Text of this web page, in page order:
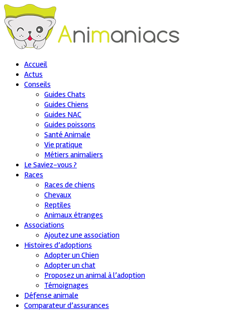
Accueil
Actus
Conseils
Guides Chats
Guides Chiens
Guides NAC
Guides poissons
Santé Animale
Vie pratique
Métiers animaliers
Le Saviez-vous ?
Races
Races de chiens
Chevaux
Reptiles
Animaux étranges
Associations
Ajoutez une association
Histoires d’adoptions
Adopter un Chien
Adopter un chat
Proposez un animal à l’adoption
Témoignages
Défense animale
Comparateur d’assurances